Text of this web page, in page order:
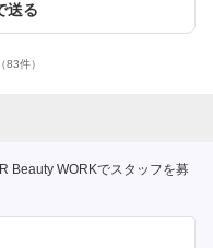
送る
（83件）
Beauty WORKでスタッフを募